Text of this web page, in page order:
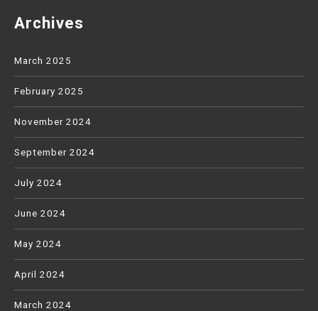
Archives
March 2025
February 2025
November 2024
September 2024
July 2024
June 2024
May 2024
April 2024
March 2024